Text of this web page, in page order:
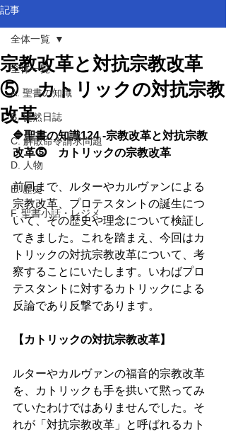
記事
全体一覧
A. 聖書の知識
B. 徒然日誌
C. 解散命令請求問題
D. 人物
E. 歴史
F. 聖書小話・レジメ
全体一覧
宗教改革と対抗宗教改革
⑤ カトリックの対抗宗教
改革
🔷聖書の知識124 -宗教改革と対抗宗教
改革⓹　カトリックの宗教改革
前回まで、ルターやカルヴァンによる
宗教改革、プロテスタントの誕生につ
いて、その歴史や理念について検証し
てきました。これを踏まえ、今回はカ
トリックの対抗宗教改革について、考
察することにいたします。いわばプロ
テスタントに対するカトリックによる
反論であり反撃であります。
【カトリックの対抗宗教改革】
ルターやカルヴァンの福音的宗教改革
を、カトリックも手を拱いて黙ってみ
ていたわけではありませんでした。そ
れが「対抗宗教改革」と呼ばれるカト